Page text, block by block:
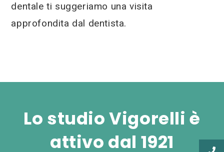
dentale ti suggeriamo una visita
approfondita dal dentista.
Lo studio Vigorelli è
attivo dal 1921